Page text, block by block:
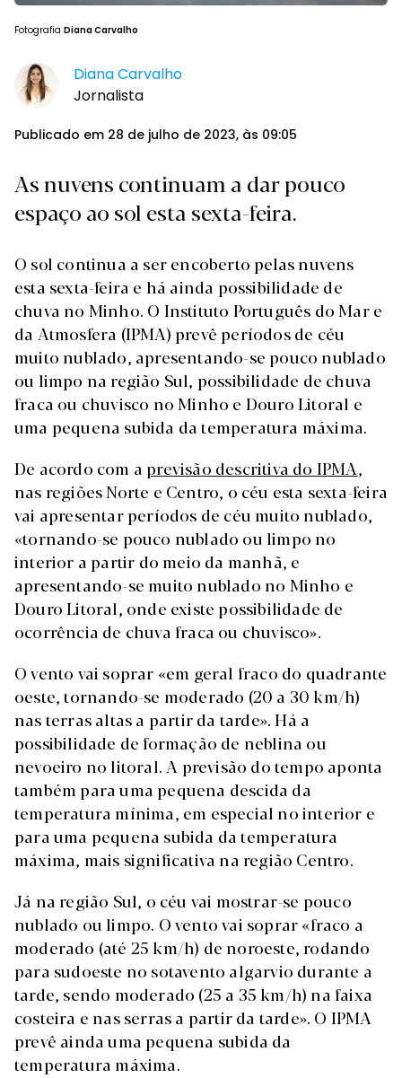
Fotografia Diana Carvalho
Diana Carvalho
Jornalista
Publicado em 28 de julho de 2023, às 09:05
As nuvens continuam a dar pouco
espaço ao sol esta sexta-feira.
O sol continua a ser encoberto pelas nuvens
esta sexta-feira e há ainda possibilidade de
chuva no Minho. O Instituto Português do Mar e
da Atmosfera (IPMA) prevê períodos de céu
muito nublado, apresentando-se pouco nublado
ou limpo na região Sul, possibilidade de chuva
fraca ou chuvisco no Minho e Douro Litoral e
uma pequena subida da temperatura máxima.
De acordo com a previsão descritiva do IPMA,
nas regiões Norte e Centro, o céu esta sexta-feira
vai apresentar períodos de céu muito nublado,
«tornando-se pouco nublado ou limpo no
interior a partir do meio da manhã, e
apresentando-se muito nublado no Minho e
Douro Litoral, onde existe possibilidade de
ocorrência de chuva fraca ou chuvisco».
O vento vai soprar «em geral fraco do quadrante
oeste, tornando-se moderado (20 a 30 km/h)
nas terras altas a partir da tarde». Há a
possibilidade de formação de neblina ou
nevoeiro no litoral. A previsão do tempo aponta
também para uma pequena descida da
temperatura mínima, em especial no interior e
para uma pequena subida da temperatura
máxima, mais significativa na região Centro.
Já na região Sul, o céu vai mostrar-se pouco
nublado ou limpo. O vento vai soprar «fraco a
moderado (até 25 km/h) de noroeste, rodando
para sudoeste no sotavento algarvio durante a
tarde, sendo moderado (25 a 35 km/h) na faixa
costeira e nas serras a partir da tarde». O IPMA
prevê ainda uma pequena subida da
temperatura máxima.